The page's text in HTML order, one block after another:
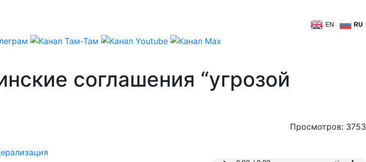
EN RU
соглашения “угрозой
Просмотров: 3753